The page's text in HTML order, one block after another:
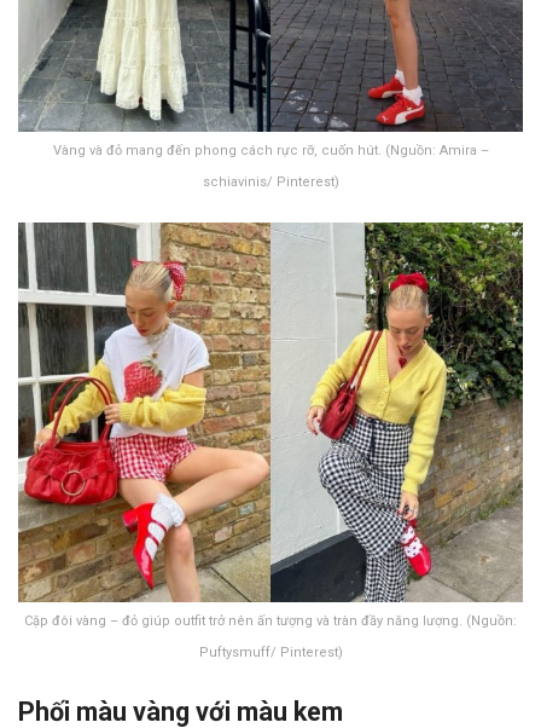
Vàng và đỏ mang đến phong cách rực rỡ, cuốn hút. (Nguồn: Amira –
schiavinis/ Pinterest)
Cặp đôi vàng – đỏ giúp outfit trở nên ấn tượng và tràn đầy năng lượng. (Nguồn:
Puftysmuff/ Pinterest)
Phối màu vàng với màu kem